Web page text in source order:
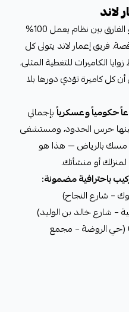
لاند
التركيب الصحيح ليس رفاهية — هو الفارق بين نظام يعمل 100%
فريق إعمار لاند يتولى كل
الكاميرات للتغطية المثلى،
أن كل كاميرة تؤدي دورها بلا
بإجمالي
حرس الحدود، ومستشفى
مسك بالرياض — هذا هو
أو منشأتك.
باحترافية مضمونة:
📍 خميس مشيط: 0504449356 (حي الروضة – مجمع